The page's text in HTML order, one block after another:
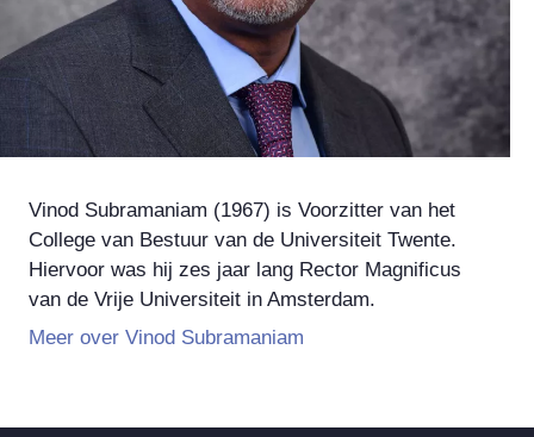
Vinod Subramaniam (1967) is Voorzitter van het
College van Bestuur van de Universiteit Twente.
Hiervoor was hij zes jaar lang Rector Magnificus
van de Vrije Universiteit in Amsterdam.
Meer over Vinod Subramaniam